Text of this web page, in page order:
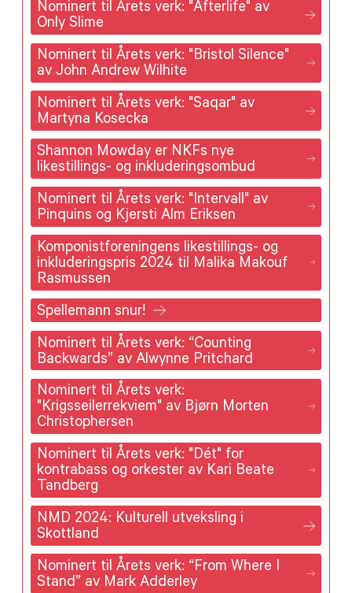
Nominert til Årets verk: "Afterlife" av
Only Slime
Nominert til Årets verk: "Bristol Silence"
av John Andrew Wilhite
Nominert til Årets verk: "Saqar" av
Martyna Kosecka
Shannon Mowday er NKFs nye
likestillings- og inkluderingsombud
Nominert til Årets verk: "Intervall" av
Pinquins og Kjersti Alm Eriksen
Komponistforeningens likestillings- og
inkluderingspris 2024 til Malika Makouf
Rasmussen
Spellemann snur!
Nominert til Årets verk: “Counting
Backwards” av Alwynne Pritchard
Nominert til Årets verk:
"Krigsseilerrekviem" av Bjørn Morten
Christophersen
Nominert til Årets verk: "Dét" for
kontrabass og orkester av Kari Beate
Tandberg
NMD 2024: Kulturell utveksling i
Skottland
Nominert til Årets verk: “From Where I
Stand” av Mark Adderley